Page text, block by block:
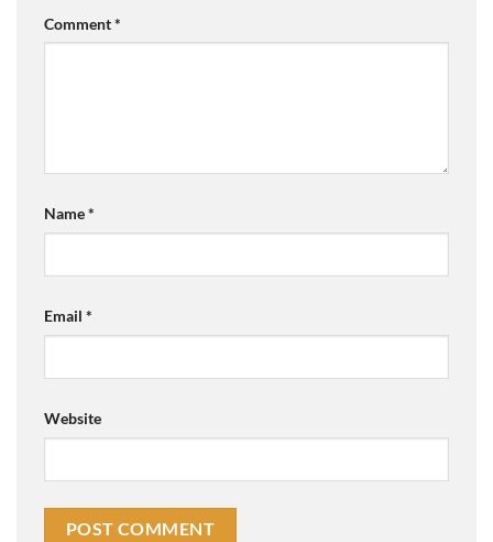
Comment*
Name*
Email *
Website